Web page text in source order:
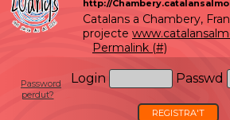
http://
Catalans a Chambery,
projecte
Permalink (#)
Login Passwd
Password
perdut?
REGISTRA'T